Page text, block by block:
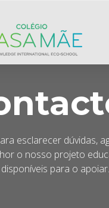
esclarecer dúvidas,
o nosso projeto
disponíveis para o apoiar.